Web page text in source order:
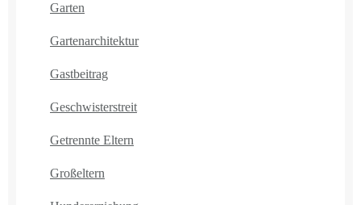
Garten
Gartenarchitektur
Gastbeitrag
Geschwisterstreit
Getrennte Eltern
Großeltern